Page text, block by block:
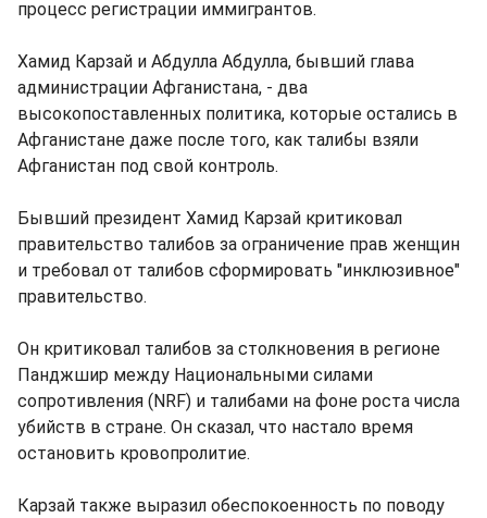
процесс регистрации иммигрантов.
Хамид Карзай и Абдулла Абдулла, бывший глава
администрации Афганистана, - два
высокопоставленных политика, которые остались в
Афганистане даже после того, как талибы взяли
Афганистан под свой контроль.
Бывший президент Хамид Карзай критиковал
правительство талибов за ограничение прав женщин
и требовал от талибов сформировать "инклюзивное"
правительство.
Он критиковал талибов за столкновения в регионе
Панджшир между Национальными силами
сопротивления (NRF) и талибами на фоне роста числа
убийств в стране. Он сказал, что настало время
остановить кровопролитие.
Карзай также выразил обеспокоенность по поводу